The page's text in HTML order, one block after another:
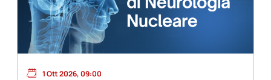
1 Ott 2026, 09:00